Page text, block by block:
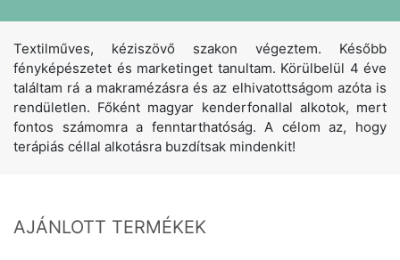
Textilműves, kéziszövő szakon végeztem. Később
fényképészetet és marketinget tanultam. Körülbelül 4 éve
találtam rá a makramézásra és az elhivatottságom azóta is
rendületlen. Főként magyar kenderfonallal alkotok, mert
fontos számomra a fenntarthatóság. A célom az, hogy
terápiás céllal alkotásra buzdítsak mindenkit!
AJÁNLOTT TERMÉKEK